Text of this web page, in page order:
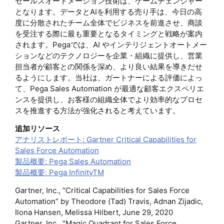
となります。データとAIを利用する売り手は、今日の高
度に分散されたチーム全体でビジネスを前進させ、商談
を受注する際に最も重要となるタイミングと戦略が案内
されます。Pegaでは、AI やインテリジェントオートメー
ションなどのテクノロジーを企業・組織に提供し、営業
担当者が顧客との関係を深め、より良い結果を導きだせ
るようにします。当社は、ガートナーによる評価によっ
て、Pega Sales Automation が最適な顧客エクスペリエ
ンスを提供し、お客様の組織全体でより効率的なプロセ
スを推進する方法が強化されると考えています。
追加リソース
アナリストレポート: Gartner Critical Capabilities for
Sales Force Automation
製品概要: Pega Sales Automation
製品概要: Pega InfinityTM
Gartner, Inc., “Critical Capabilities for Sales Force
Automation” by Theodore (Tad) Travis, Adnan Zijadic,
Ilona Hansen, Melissa Hilbert, June 29, 2020